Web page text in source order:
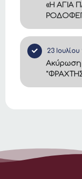
«Η ΑΓΙΑ
23 Ιουλίου
Ακύρωση